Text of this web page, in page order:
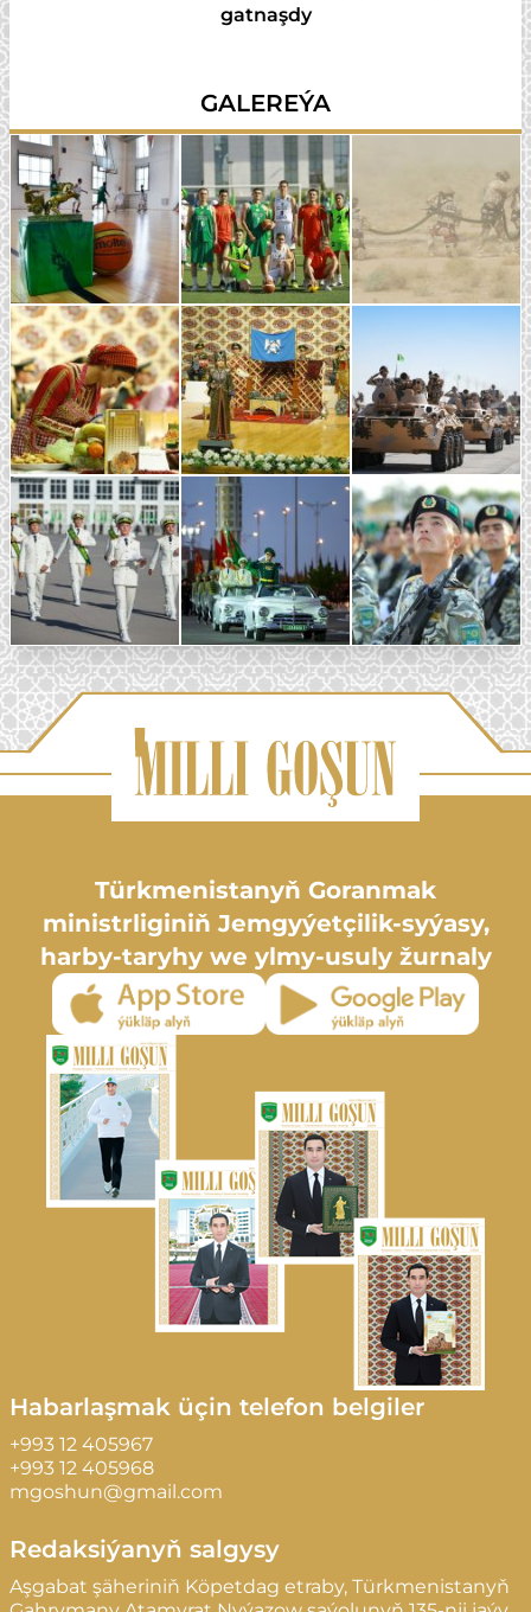
gatnaşdy
GALEREÝA
Habarlaşmak üçin telefon belgiler
+993 12 405967
+993 12 405968
mgoshun@gmail.com
Redaksiýanyň salgysy
Aşgabat şäheriniň Köpetdag etraby, Türkmenistanyň
Türkmenistanyň Goranmak
ministrliginiň Jemgyýetçilik-syýasy,
harby-taryhy we ylmy-usuly žurnaly